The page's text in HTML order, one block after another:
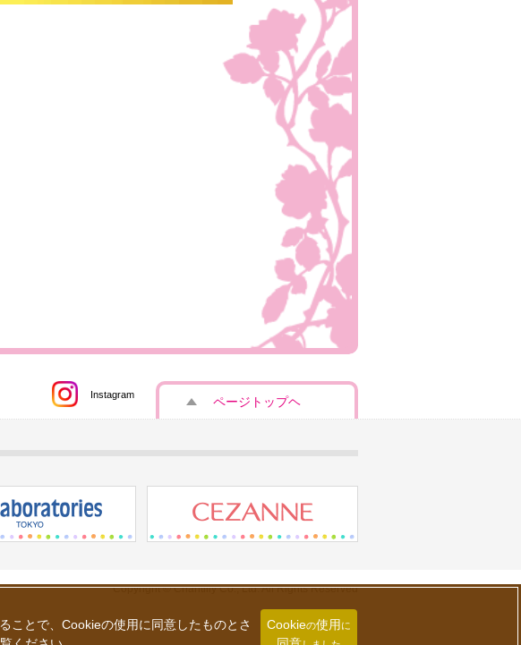
ことで、Cookieの使用に同意したものとさ
Cookieの使用 に
Instagram ページトップヘ
Copyright © Chantilly Co., Ltd. All Rights Reserved